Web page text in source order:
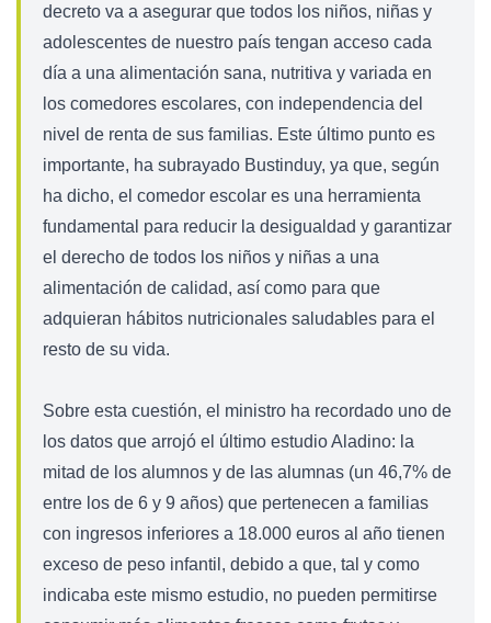
decreto va a asegurar que todos los niños, niñas y
adolescentes de nuestro país tengan acceso cada
día a una alimentación sana, nutritiva y variada en
los comedores escolares, con independencia del
nivel de renta de sus familias. Este último punto es
importante, ha subrayado Bustinduy, ya que, según
ha dicho, el comedor escolar es una herramienta
fundamental para reducir la desigualdad y garantizar
el derecho de todos los niños y niñas a una
alimentación de calidad, así como para que
adquieran hábitos nutricionales saludables para el
resto de su vida.
Sobre esta cuestión, el ministro ha recordado uno de
los datos que arrojó el último estudio Aladino: la
mitad de los alumnos y de las alumnas (un 46,7% de
entre los de 6 y 9 años) que pertenecen a familias
con ingresos inferiores a 18.000 euros al año tienen
exceso de peso infantil, debido a que, tal y como
indicaba este mismo estudio, no pueden permitirse